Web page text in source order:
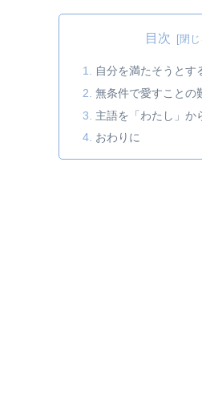
目次
自分を満たそうとす
無条件で愛すことの
主語を「わたし」か
おわりに